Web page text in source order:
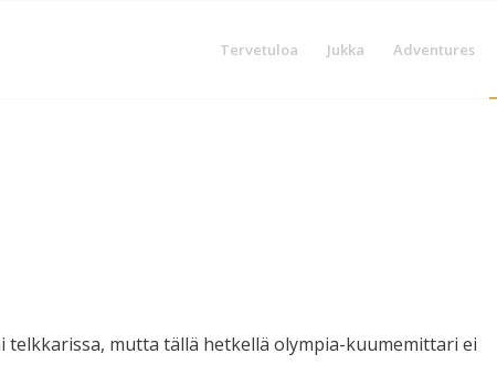
Tervetuloa Jukka Adventures
mutta tällä hetkellä olympia-kuumemittari ei